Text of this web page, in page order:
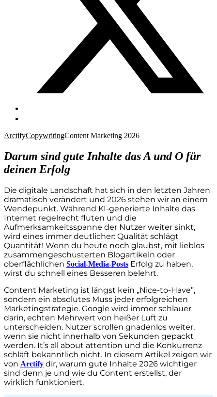
ArctifyCopywritingContent Marketing 2026
Darum sind gute Inhalte das A und O für
deinen Erfolg
Die digitale Landschaft hat sich in den letzten Jahren
dramatisch verändert und 2026 stehen wir an einem
Wendepunkt. Während KI-generierte Inhalte das
Internet regelrecht fluten und die
Aufmerksamkeitsspanne der Nutzer weiter sinkt,
wird eines immer deutlicher: Qualität schlägt
Quantität! Wenn du heute noch glaubst, mit lieblos
zusammengeschusterten Blogartikeln oder
oberflächlichen Social-Media-Posts Erfolg zu haben,
wirst du schnell eines Besseren belehrt.
Content Marketing ist längst kein „Nice-to-Have”,
sondern ein absolutes Muss jeder erfolgreichen
Marketingstrategie. Google wird immer schlauer
darin, echten Mehrwert von heißer Luft zu
unterscheiden. Nutzer scrollen gnadenlos weiter,
wenn sie nicht innerhalb von Sekunden gepackt
werden. It’s all about attention und die Konkurrenz
schläft bekanntlich nicht. In diesem Artikel zeigen wir
von Arctify dir, warum gute Inhalte 2026 wichtiger
sind denn je und wie du Content erstellst, der
wirklich funktioniert.